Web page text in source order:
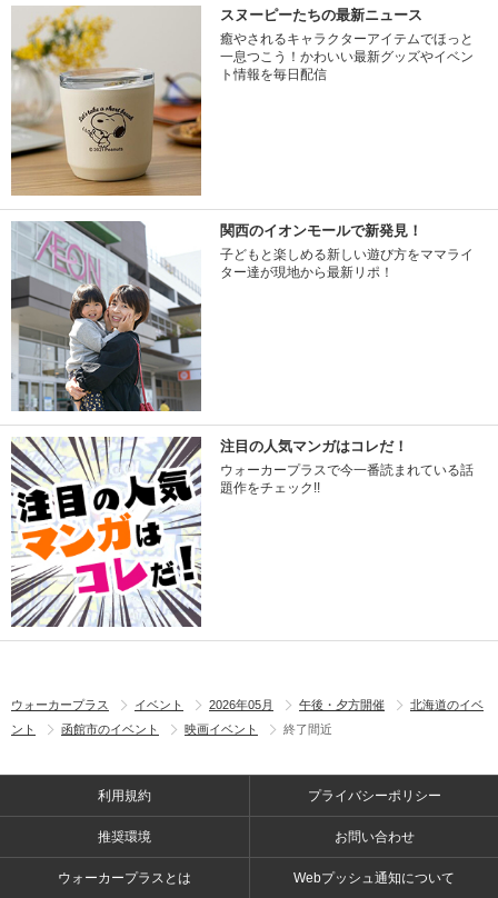
スヌーピーたちの最新ニュース
癒やされるキャラクターアイテムでほっと
一息つこう！かわいい最新グッズやイベン
ト情報を毎日配信
関西のイオンモールで新発見！
子どもと楽しめる新しい遊び方をママライ
ター達が現地から最新リポ！
注目の人気マンガはコレだ！
ウォーカープラスで今一番読まれている話
題作をチェック!!
ウォーカープラス イベント 2026年05月 午後・夕方開催
北海道のイベ
ント
函館市のイベント 映画イベント 終了間近
利用規約 プライバシーポリシー
推奨環境 お問い合わせ
ウォーカープラスとは Webプッシュ通知について